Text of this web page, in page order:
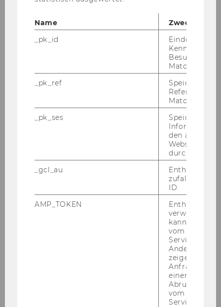
WU Magazin 02/2021
Name
Zweck
_pk_id
Eindeutige
Besuchers
Matomo.
_pk_ref
Speicherung
Referrers
Matomo.
_pk_ses
Speicherung
den aktuellen
durch
_gcl_au
Enthält eine
ID.
AMP_TOKEN
Enthält ein
verwendet
kann, um
vom AMP-
Service
Andere
zeigen Opt-
Anfrage im
einen Fehler
Abrufen
vom AMP
Service an.